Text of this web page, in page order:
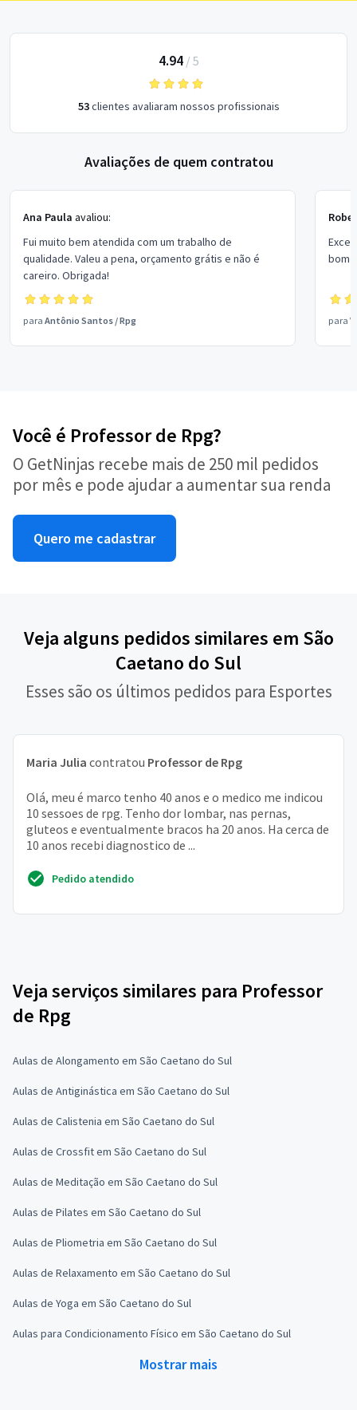
4.94/ 5
53clientes avaliaram nossos profissionais
Avaliações de quem contratou
Ana Paula avaliou:
Fui muito bem atendida com um trabalho de
qualidade. Valeu a pena, orçamento grátis e não é
careiro. Obrigada!
para Antônio Santos /Rpg
bom
para
Você é Professor de Rpg?
O GetNinjas recebe mais de 250 mil pedidos
por mês e pode ajudar a aumentar sua renda
Quero me cadastrar
Veja alguns pedidos similares em São
Caetano do Sul
Esses são os últimos pedidos para Esportes
Maria Julia contratou Professor de Rpg
Olá, meu é marco tenho 40 anos e o medico me indicou
10 sessoes de rpg. Tenho dor lombar, nas pernas,
gluteos e eventualmente bracos ha 20 anos. Ha cerca de
10 anos recebi diagnostico de ...
Pedido atendido
Veja serviços similares para Professor
de Rpg
Aulas de Alongamento em São Caetano do Sul
Aulas de Antiginástica em São Caetano do Sul
Aulas de Calistenia em São Caetano do Sul
Aulas de Crossfit em São Caetano do Sul
Aulas de Meditação em São Caetano do Sul
Aulas de Pilates em São Caetano do Sul
Aulas de Pliometria em São Caetano do Sul
Aulas de Relaxamento em São Caetano do Sul
Aulas de Yoga em São Caetano do Sul
Aulas para Condicionamento Físico em São Caetano do Sul
Mostrar mais